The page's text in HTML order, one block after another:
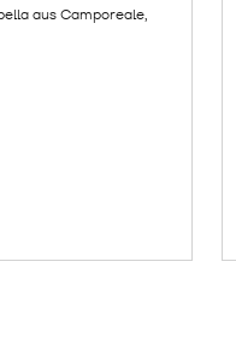
aus Camporeale,